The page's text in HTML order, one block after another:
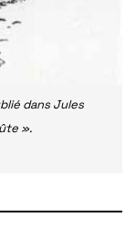
dans Jules
».